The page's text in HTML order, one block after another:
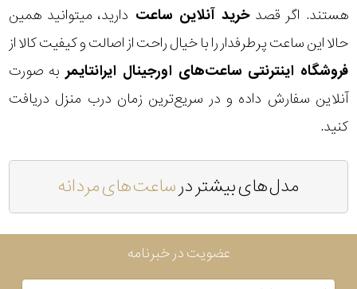
هستند. اگر قصدخرید آنلاین ساعت دارید، میتوانید همین
حالا این ساعت پرطرفدار را با خیال راحت از اصالت و کیفیت کالا از
فروشگاه اینترنتی ساعت‌های اورجینال ایرانتایمر به صورت
آنلاین سفارش داده و در سریع‌ترین زمان درب منزل دریافت
کنید.
مدل های بیشتر درساعت های مردانه
عضویت در خبرنامه